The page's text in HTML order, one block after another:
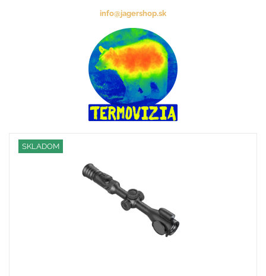
info@jagershop.sk
SKLADOM